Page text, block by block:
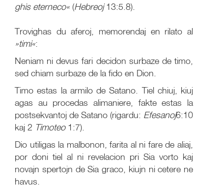
ghis eterneco« (Hebreoj13:5.8).
Trovighas du aferoj, memorendaj en rilato al
»timi«:
Neniam ni devus fari decidon surbaze de timo,
sed chiam surbaze de la fido en Dion.
Timo estas la armilo de Satano. Tiel chiuj, kiuj
agas au procedas alimaniere, fakte estas la
postsekvantoj de Satano (rigardu: Efesanoj6:10
kaj 2 Timoteo1:7).
Dio utiligas la malbonon, farita al ni fare de aliaj,
por doni tiel al ni revelacion pri Sia vorto kaj
novajn spertojn de Sia graco, kiujn ni cetere ne
havus.